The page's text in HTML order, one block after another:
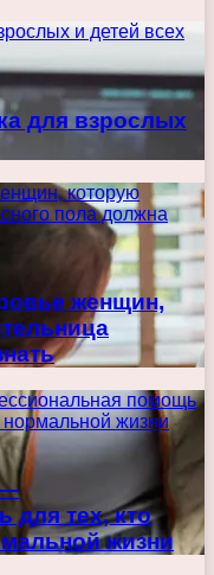
и детей всех
для взрослых
которую
пола должна
женщин,
помощь
нормальной жизни
—
для тех, кто
жизни